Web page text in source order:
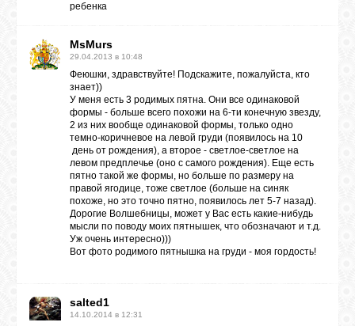
TWITTER
ребенка
MsMurs
29.04.2013 в 10:48
Феюшки, здравствуйте! Подскажите, пожалуйста, кто
знает))
У меня есть 3 родимых пятна. Они все одинаковой
формы - больше всего похожи на 6-ти конечную звезду,
2 из них вообще одинаковой формы, только одно
темно-коричневое на левой груди (появилось на 10
день от рождения), а второе - светлое-светлое на
левом предплечье (оно с самого рождения). Еще есть
пятно такой же формы, но больше по размеру на
правой ягодице, тоже светлое (больше на синяк
похоже, но это точно пятно, появилось лет 5-7 назад).
Дорогие Волшебницы, может у Вас есть какие-нибудь
мысли по поводу моих пятнышек, что обозначают и т.д.
Уж очень интересно)))
Вот фото родимого пятнышка на груди - моя гордость!
salted1
14.10.2014 в 12:31